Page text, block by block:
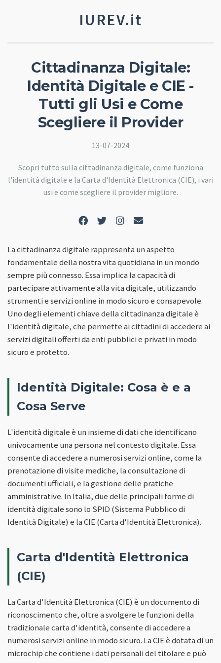
IUREV.it
Cittadinanza Digitale:
Identità Digitale e CIE -
Tutti gli Usi e Come
Scegliere il Provider
13-07-2024
Scopri tutto sulla cittadinanza digitale, come funziona
l'identità digitale e la Carta d'Identità Elettronica (CIE), i vari
usi e come scegliere il provider migliore.
La cittadinanza digitale rappresenta un aspetto
fondamentale della nostra vita quotidiana in un mondo
sempre più connesso. Essa implica la capacità di
partecipare attivamente alla vita digitale, utilizzando
strumenti e servizi online in modo sicuro e consapevole.
Uno degli elementi chiave della cittadinanza digitale è
l'identità digitale, che permette ai cittadini di accedere ai
servizi digitali offerti da enti pubblici e privati in modo
sicuro e protetto.
Identità Digitale: Cosa è e a
Cosa Serve
L'identità digitale è un insieme di dati che identificano
univocamente una persona nel contesto digitale. Essa
consente di accedere a numerosi servizi online, come la
prenotazione di visite mediche, la consultazione di
documenti ufficiali, e la gestione delle pratiche
amministrative. In Italia, due delle principali forme di
identità digitale sono lo SPID (Sistema Pubblico di
Identità Digitale) e la CIE (Carta d'Identità Elettronica).
Carta d'Identità Elettronica
(CIE)
La Carta d'Identità Elettronica (CIE) è un documento di
riconoscimento che, oltre a svolgere le funzioni della
tradizionale carta d'identità, consente di accedere a
numerosi servizi online in modo sicuro. La CIE è dotata di un
microchip che contiene i dati personali del titolare e può